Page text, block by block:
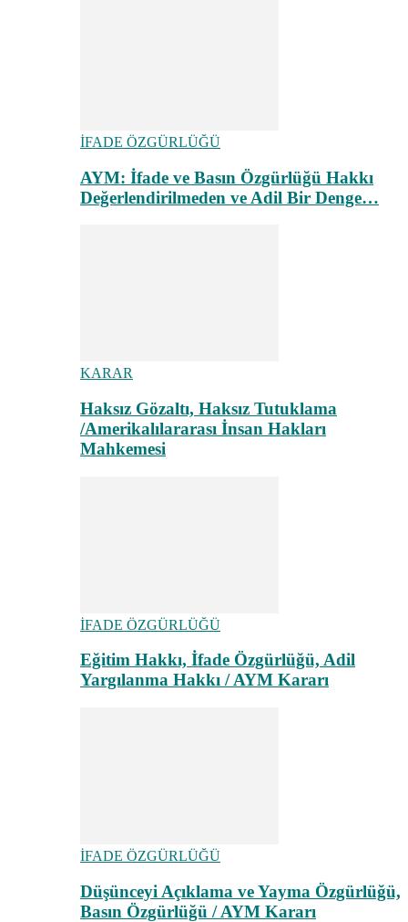
İFADE ÖZGÜRLÜĞÜ
AYM: İfade ve Basın Özgürlüğü Hakkı
Değerlendirilmeden ve Adil Bir Denge…
KARAR
Haksız Gözaltı, Haksız Tutuklama
/Amerikalılararası İnsan Hakları
Mahkemesi
İFADE ÖZGÜRLÜĞÜ
Eğitim Hakkı, İfade Özgürlüğü, Adil
Yargılanma Hakkı / AYM Kararı
İFADE ÖZGÜRLÜĞÜ
Düşünceyi Açıklama ve Yayma Özgürlüğü,
Basın Özgürlüğü / AYM Kararı